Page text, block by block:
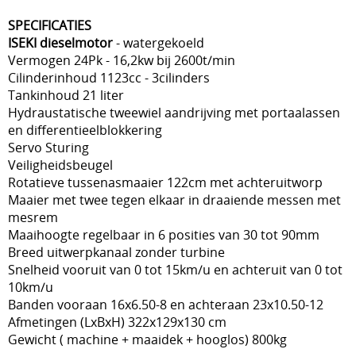
SPECIFICATIES
ISEKI dieselmotor- watergekoeld
Vermogen 24Pk - 16,2kw bij 2600t/min
Cilinderinhoud 1123cc - 3cilinders
Tankinhoud 21 liter
Hydraustatische tweewiel aandrijving met portaalassen
en differentieelblokkering
Servo Sturing
Veiligheidsbeugel
Rotatieve tussenasmaaier 122cm met achteruitworp
Maaier met twee tegen elkaar in draaiende messen met
mesrem
Maaihoogte regelbaar in 6 posities van 30 tot 90mm
Breed uitwerpkanaal zonder turbine
Snelheid vooruit van 0 tot 15km/u en achteruit van 0 tot
10km/u
Banden vooraan 16x6.50-8 en achteraan 23x10.50-12
Afmetingen (LxBxH) 322x129x130 cm
Gewicht ( machine + maaidek + hooglos) 800kg